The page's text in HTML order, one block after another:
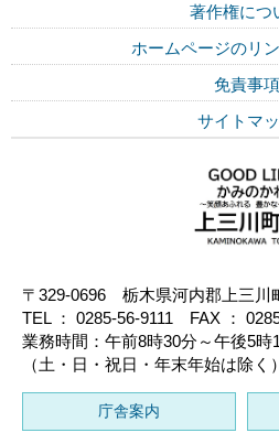
著作権につ
ホームページのリ
免責事項
サイトマ
〒329-0696 栃木県河内郡上三川
TEL ： 0285-56-9111 FAX ：
業務時間：午前8時30分～午後5時
（土・日・祝日・年末年始は除く）
庁舎案内